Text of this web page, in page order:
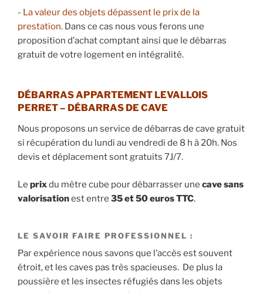
​- La valeur des objets dépassent le prix de la
prestation. Dans ce cas nous vous ferons une
proposition d’achat comptant ainsi que le débarras
gratuit de votre logement en intégralité.
DÉBARRAS APPARTEMENT LEVALLOIS
PERRET – DÉBARRAS DE CAVE
Nous proposons un service de débarras de cave gratuit
si récupération du lundi au vendredi de 8 h à 20h. Nos
devis et déplacement sont gratuits 7J/7.
Le prixdu mètre cube pour débarrasser une cavesans
valorisationest entre 35 et 50 euros TTC.
LE SAVOIR FAIRE PROFESSIONNEL :
Par expérience nous savons que l’accès est souvent
étroit, et les caves pas très spacieuses. De plus la
poussière et les insectes réfugiés dans les objets